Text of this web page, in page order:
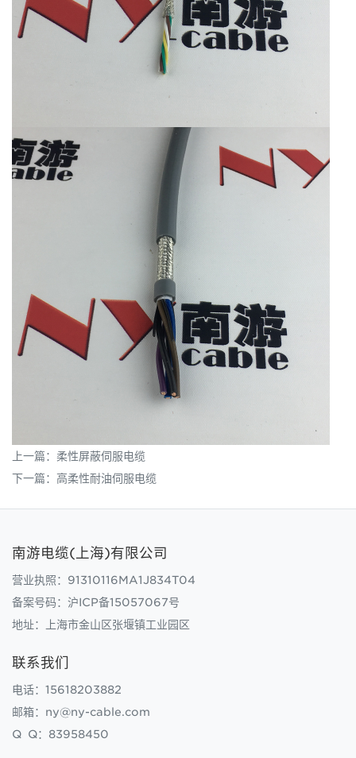
上一篇： 柔性屏蔽伺服电缆
下一篇： 高柔性耐油伺服电缆
南游电缆(上海)有限公司
营业执照：91310116MA1J834T04
备案号码： 沪ICP备15057067号
地址：上海市金山区张堰镇工业园区
联系我们
电话：15618203882
邮箱：ny@ny-cable.com
Q Q：83958450